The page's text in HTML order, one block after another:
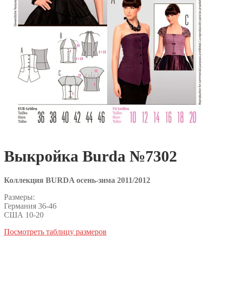
Выкройка Burda №7302
Коллекция BURDA осень-зима 2011/2012
Размеры:
Германия 36-46
США 10-20
Посмотреть таблицу размеров